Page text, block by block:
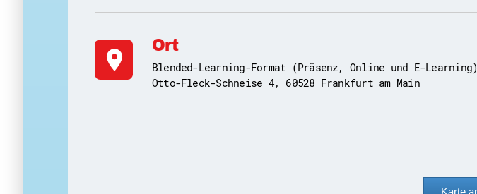
location_on
Ort
Blended-Learning-Format (Präsenz, Online und E-Learning)
Otto-Fleck-Schneise 4, 60528 Frankfurt am Main